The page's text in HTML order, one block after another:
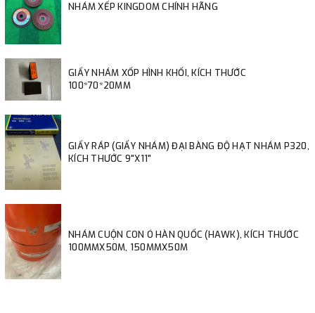
NHÁM XẾP KINGDOM CHÍNH HÃNG
GIẤY NHÁM XỐP HÌNH KHỐI, KÍCH THƯỚC
100*70*20MM
GIẤY RÁP (GIẤY NHÁM) ĐẠI BÀNG ĐỘ HẠT NHÁM P320,
KÍCH THƯỚC 9"X11"
NHÁM CUỘN CON Ó HÀN QUỐC (HAWK), KÍCH THƯỚC
100MMX50M, 150MMX50M